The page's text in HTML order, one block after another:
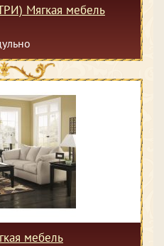
Мягкая мебель
мебель